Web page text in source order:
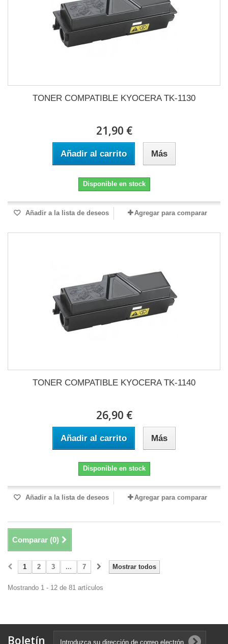
TONER COMPATIBLE KYOCERA TK-1130
21,90 €
Añadir al carrito Más
Disponible en stock
Añadir a la lista de deseos Agregar para comparar
TONER COMPATIBLE KYOCERA TK-1140
26,90 €
Añadir al carrito Más
Disponible en stock
Añadir a la lista de deseos Agregar para comparar
Comparar (0)
Mostrar todos
1 2 3 ... 7
Mostrando 1 - 12 de 81 artículos
Boletín